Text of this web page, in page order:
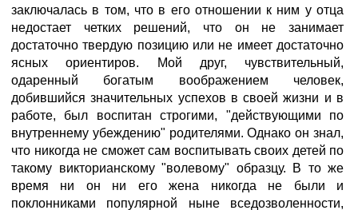
заключалась в том, что в его отношении к ним у отца
недостает четких решений, что он не занимает
достаточно твердую позицию или не имеет достаточно
ясных ориентиров. Мой друг, чувствительный,
одаренный богатым воображением человек,
добившийся значительных успехов в своей жизни и в
работе, был воспитан строгими, "действующими по
внутреннему убеждению" родителями. Однако он знал,
что никогда не сможет сам воспитывать своих детей по
такому викторианскому "волевому" образцу. В то же
время ни он ни его жена никогда не были и
поклонниками популярной ныне вседозволенности,